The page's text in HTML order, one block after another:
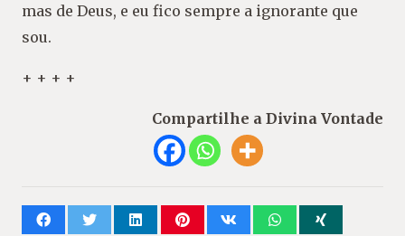
mas de Deus, e eu fico sempre a ignorante que
sou.
+ + + +
Compartilhe a Divina Vontade